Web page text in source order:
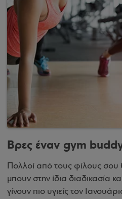
Βρες έναν gym
Πολλοί από τους φίλους
μπουν στην ίδια διαδικασία
γίνουν πιο υγιείς τον